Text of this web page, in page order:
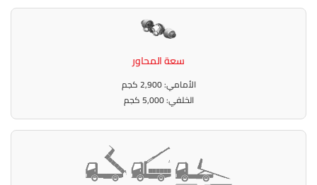
سعة المحاور
الأمامي: 2,900 كجم
الخلفي: 5,000 كجم